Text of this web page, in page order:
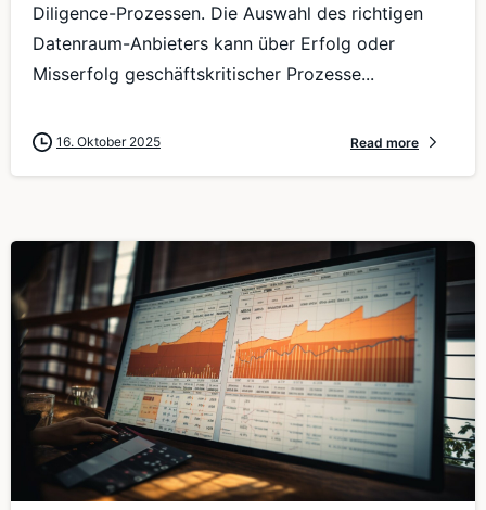
Diligence-Prozessen. Die Auswahl des richtigen
Datenraum-Anbieters kann über Erfolg oder
Misserfolg geschäftskritischer Prozesse...
16. Oktober 2025 Read more